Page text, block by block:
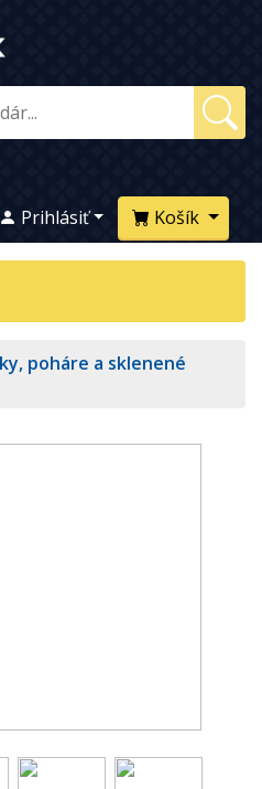
Košík
Prihlásiť
poháre a sklenené